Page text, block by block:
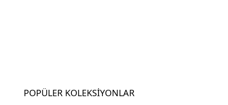
POPÜLER KOLEKSIYONLAR